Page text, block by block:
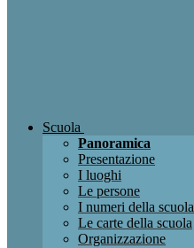
Scuola
Panoramica
Presentazione
I luoghi
Le persone
I numeri della scuola
Le carte della scuola
Organizzazione